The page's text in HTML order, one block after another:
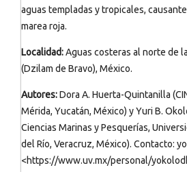
aguas templadas y tropicales,
marea roja.
Localidad:Aguas costeras al norte de
(Dzilam de Bravo), México.
Autores:Dora A. Huerta-Quintanilla
Mérida, Yucatán, México) y Yuri B.
Ciencias Marinas y Pesquerías,
del Río, Veracruz, México). Contacto:
<https://www.uv.mx/personal/